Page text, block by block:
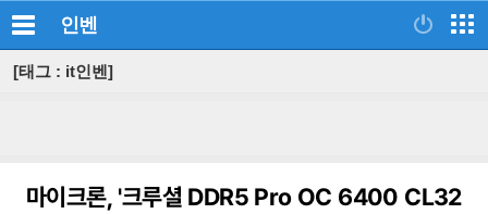
인벤
[태그 : it인벤]
마이크론, '크루셜 DDR5 Pro OC 6400 CL32